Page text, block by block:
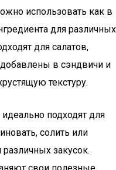
использовать как в
для различных
для салатов,
в сэндвичи и
текстуру.
подходят для
солить или
закусок.